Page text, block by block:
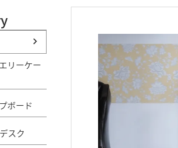
リーケー
ボード
スク